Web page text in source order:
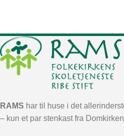
RAMS har til huse i det
– kun et par stenkast fra